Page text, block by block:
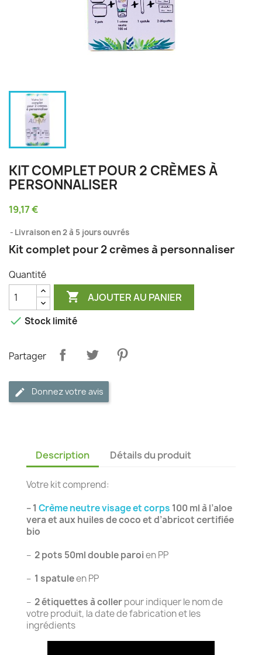
KIT COMPLET POUR 2 CRÈMES À
PERSONNALISER
19,17 €
Livraison en 2 à 5 jours ouvrés
Kit complet pour 2 crèmes à personnaliser
Quantité
 AJOUTER AU PANIER
 Stock limité
Partager
Donnez votre avis
Description Détails du produit
Votre kit comprend:
– 1 Crème neutre visage et corps 100 ml à l’aloe
vera et aux huiles de coco etd’abricot certifiée
bio
– 2 pots 50ml double paroien PP
– 1 spatuleen PP
– 2 étiquettes à collerpour indiquer le nom de
votre produit, la date de fabrication et les
ingrédients